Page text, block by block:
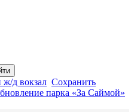
ж/д вокзал Сохранить
парка «За Саймой»